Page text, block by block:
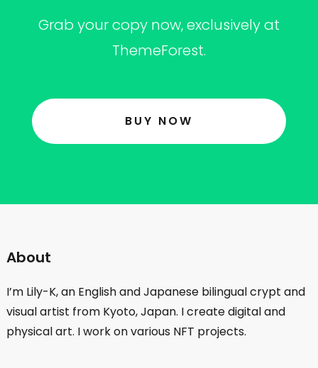
Grab your copy now, exclusively at
ThemeForest.
BUY NOW
About
I’m Lily-K, an English and Japanese bilingual crypt and
visual artist from Kyoto, Japan. I create digital and
physical art. I work on various NFT projects.